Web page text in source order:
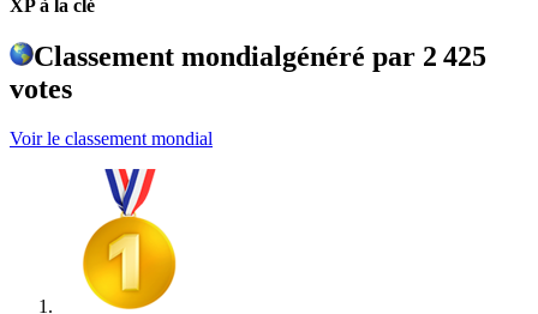
XP à la clé
Classement mondialgénéré par 2 425
votes
Voir le classement mondial